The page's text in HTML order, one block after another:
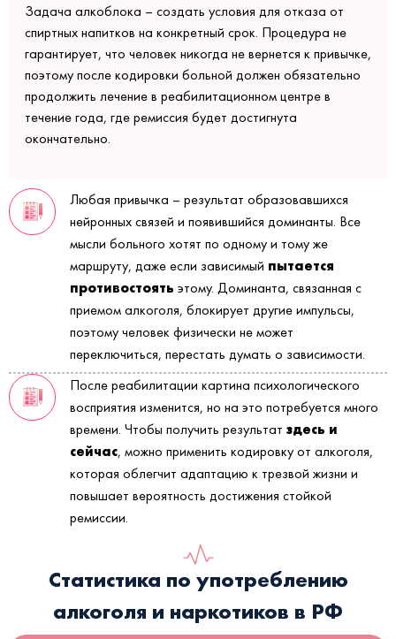
Задача алкоблока – создать условия для отказа от
спиртных напитков на конкретный срок. Процедура не
гарантирует, что человек никогда не вернется к привычке,
поэтому после кодировки больной должен обязательно
продолжить лечение в реабилитационном центре в
течение года, где ремиссия будет достигнута
окончательно.
Любая привычка – результат образовавшихся
нейронных связей и появившийся доминанты. Все
мысли больного хотят по одному и тому же
маршруту, даже если зависимый пытается
противостоять этому. Доминанта, связанная с
приемом алкоголя, блокирует другие импульсы,
поэтому человек физически не может
переключиться, перестать думать о зависимости.
После реабилитации картина психологического
восприятия изменится, но на это потребуется много
времени. Чтобы получить результат здесь и
сейчас, можно применить кодировку от алкоголя,
которая облегчит адаптацию к трезвой жизни и
повышает вероятность достижения стойкой
ремиссии.
Статистика по употреблению
алкоголя и наркотиков в РФ